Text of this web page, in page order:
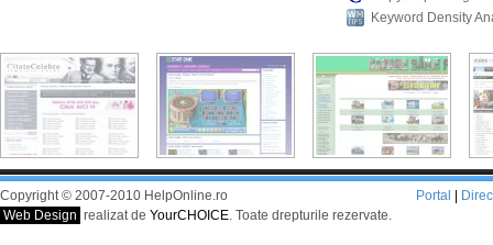
Keyword Density
Copyright © 2007-2010 HelpOnline.ro
Web Design realizat de YourCHOICE. Toate drepturile rezervate.
Portal